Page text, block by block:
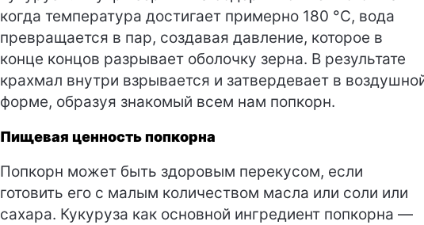
когда температура достигает примерно 180 °C, вода
превращается в пар, создавая давление, которое в
конце концов разрывает оболочку зерна. В результате
крахмал внутри взрывается и затвердевает в
форме, образуя знакомый всем нам попкорн.
Пищевая ценность попкорна
Попкорн может быть здоровым перекусом, если
готовить его с малым количеством масла или соли или
сахара. Кукуруза как основной ингредиент попкорна —